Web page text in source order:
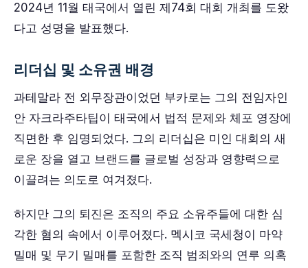
2024년 11월 태국에서 열린 제74회 대회 개최를 도왔
다고 성명을 발표했다.
리더십 및 소유권 배경
과테말라 전 외무장관이었던 부카로는 그의 전임자인
안 자크라주타팁이 태국에서 법적 문제와 체포 영장에
직면한 후 임명되었다. 그의 리더십은 미인 대회의 새
로운 장을 열고 브랜드를 글로벌 성장과 영향력으로
이끌려는 의도로 여겨졌다.
하지만 그의 퇴진은 조직의 주요 소유주들에 대한 심
각한 혐의 속에서 이루어졌다. 멕시코 국세청이 마약
밀매 및 무기 밀매를 포함한 조직 범죄와의 연루 의혹